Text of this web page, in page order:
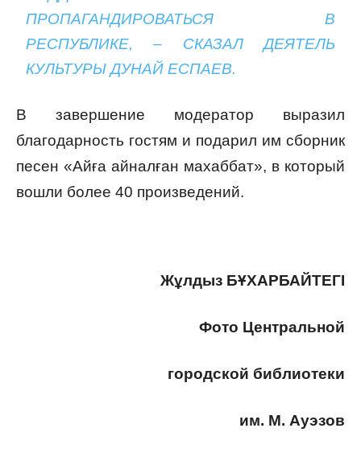
ПРОПАГАНДИРОВАТЬСЯ В
РЕСПУБЛИКЕ, – СКАЗАЛ ДЕЯТЕЛЬ
КУЛЬТУРЫ ДУНАЙ ЕСПАЕВ.
В завершение модератор выразил
благодарность гостям и подарил им сборник
песен «Айға айналған махаббат», в который
вошли более 40 произведений.
Жұлдыз БҰХАРБАЙТЕГI
Фото Центральной
городской библиотеки
им. М. Ауэзов